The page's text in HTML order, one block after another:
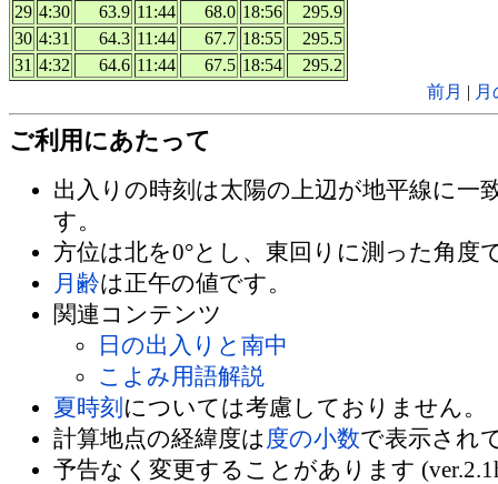
29 4:30 63.9 11:44 68.0 18:56
295.9
30 4:31 64.3 11:44 67.7 18:55
295.5
31 4:32 64.6 11:44 67.5 18:54
295.2
前月 |
ご利用にあたって
出入りの時刻は太陽の上辺が地平線に一
す。
方位は北を0°とし、東回りに測った角度
月齢は正午の値です。
関連コンテンツ
日の出入りと南中
こよみ用語解説
夏時刻 については考慮しておりません。
計算地点の経緯度は 度の小数で表示され
予告なく変更することがあります